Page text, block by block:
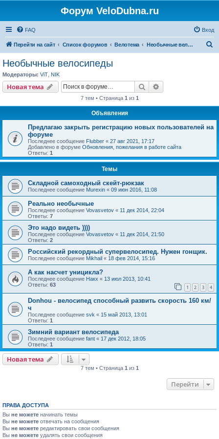
Форум VeloDubna.ru
FAQ Вход
Перейти на сайт Список форумов Велотема Необычные велосипеды
Необычные велосипеды
Модераторы: ViT NIK
Новая тема Поиск
7 тем • Страница 1 из 1
Объявления
Предлагаю закрыть регистрацию новых пользователей на
форуме
Последнее сообщение Flubber « 27 авг 2021, 17:17
Добавлено в форуме Обновления, пожелания в работе сайта
Ответы: 1
Темы
Складной самоходный скейт-рюкзак
Последнее сообщение Murexin « 09 июн 2016, 11:08
Реально необычные
Последнее сообщение Vovasvetov « 11 дек 2014, 22:04
Ответы: 7
Это надо видеть ))))
Последнее сообщение Vovasvetov « 11 дек 2014, 21:50
Ответы: 2
Российский рекордный супервелосипед. Нужен гонщик.
Последнее сообщение Mikhail « 18 фев 2014, 15:16
А как насчет уницикла?
Последнее сообщение Накх « 13 июл 2013, 10:41
Ответы: 63 1 2 3 4
Donhou - велосипед способный развить скорость 160 км/
ч
Последнее сообщение svk « 15 май 2013, 13:01
Ответы: 1
Зимний вариант велосипеда
Последнее сообщение fant « 17 дек 2012, 18:05
Ответы: 1
Новая тема
7 тем • Страница 1 из 1
Перейти
ПРАВА ДОСТУПА
Вы не можете начинать темы
Вы не можете отвечать на сообщения
Вы не можете редактировать свои сообщения
Вы не можете удалять свои сообщения